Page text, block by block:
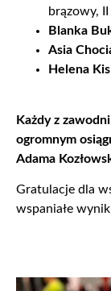
brązowy,
Blanka
Asia
Helena
Każdy z
ogromnym
Adama
Gratulacje dla
wspaniałe